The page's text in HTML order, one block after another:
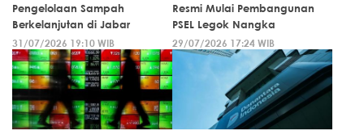
Pengelolaan Sampah
Berkelanjutan di Jabar
31/07/2026 19:10 WIB
Resmi Mulai Pembangunan
PSEL Legok Nangka
29/07/2026 17:24 WIB